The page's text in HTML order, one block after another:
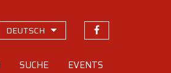
DEUTSCH
SUCHE EVENTS